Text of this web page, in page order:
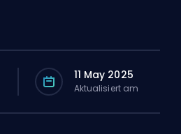
11 May 2025
Aktualisiert am